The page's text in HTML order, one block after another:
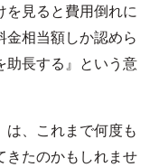
を見ると費用倒れに
相当額しか認めら
助長する』という意
は、これまで何度も
きたのかもしれませ